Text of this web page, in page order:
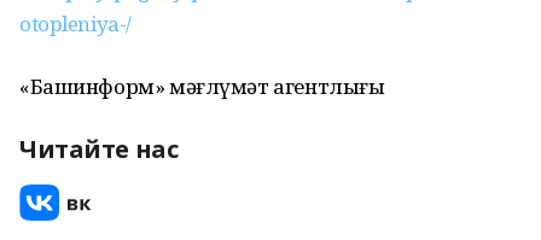
otopleniya-/
«Башинформ» мәғлүмәт агентлығы
Читайте нас